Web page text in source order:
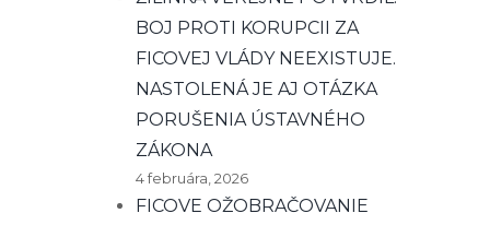
BOJ PROTI KORUPCII ZA
FICOVEJ VLÁDY NEEXISTUJE.
NASTOLENÁ JE AJ OTÁZKA
PORUŠENIA ÚSTAVNÉHO
ZÁKONA
4 februára, 2026
FICOVE OŽOBRAČOVANIE